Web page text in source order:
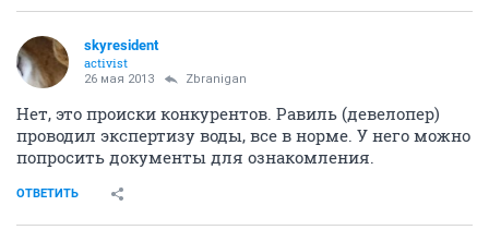
skyresident
activist
26 мая 2013 Zbranigan
Нет, это происки конкурентов. Равиль (девелопер)
проводил экспертизу воды, все в норме. У него можно
попросить документы для ознакомления.
ОТВЕТИТЬ